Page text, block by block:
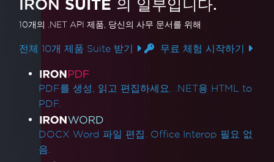
IRON SUITE 의 일부입니다.
10개의 .NET API 제품, 당신의 사무 문서를 위해
전체 10개 제품 Suite 받기 무료 체험 시작하기
제품 링크
PDF를 생성, 읽고 편집하세요. .NET용 HTML to
PDF.
DOCX Word 파일 편집. Office Interop 필요 없
음.